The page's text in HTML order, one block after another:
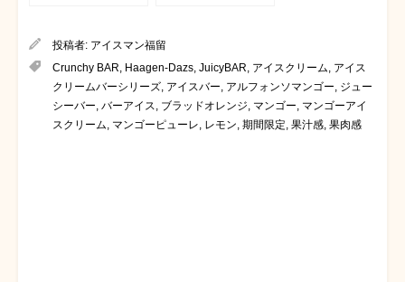
投稿者: アイスマン福留
Crunchy BAR, Haagen-Dazs, JuicyBAR, アイスクリーム, アイス
クリームバーシリーズ, アイスバー, アルフォンソマンゴー, ジュー
シーバー, バーアイス, ブラッドオレンジ, マンゴー, マンゴーアイ
スクリーム, マンゴーピューレ, レモン, 期間限定, 果汁感, 果肉感